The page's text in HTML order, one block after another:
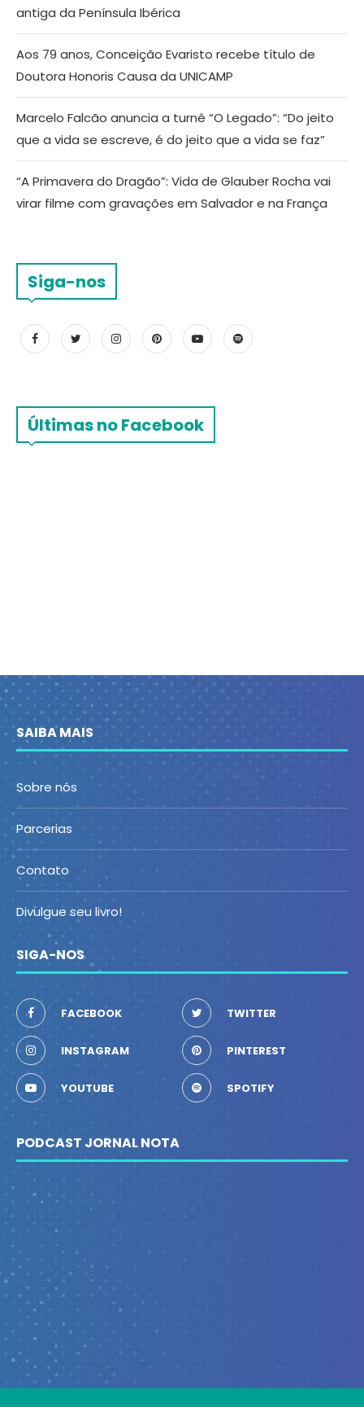
antiga da Península Ibérica
Aos 79 anos, Conceição Evaristo recebe título de
Doutora Honoris Causa da UNICAMP
Marcelo Falcão anuncia a turnê “O Legado”: “Do jeito
que a vida se escreve, é do jeito que a vida se faz”
“A Primavera do Dragão”: Vida de Glauber Rocha vai
virar filme com gravações em Salvador e na França
Siga-nos
Últimas no Facebook
SAIBA MAIS
Sobre nós
Parcerias
Contato
Divulgue seu livro!
SIGA-NOS
FACEBOOK TWITTER
INSTAGRAM PINTEREST
YOUTUBE SPOTIFY
PODCAST JORNAL NOTA